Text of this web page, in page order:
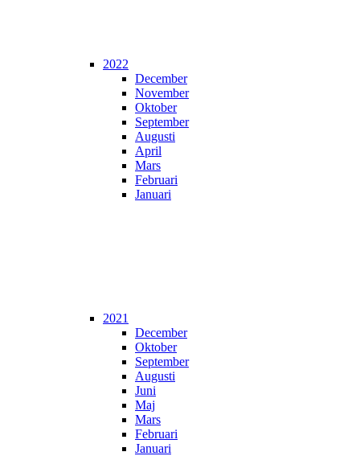
2022
December
November
Oktober
September
Augusti
April
Mars
Februari
Januari
2021
December
Oktober
September
Augusti
Juni
Maj
Mars
Februari
Januari